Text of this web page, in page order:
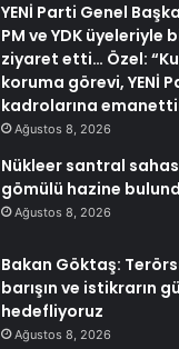
YENİ Parti Genel
PM ve YDK üyeleriyle
ziyaret etti… Özel:
koruma görevi, YENİ
kadrolarına
Ağustos 8, 2026
Nükleer santral
gömülü hazine
Ağustos 8, 2026
Bakan Göktaş:
barışın ve istikrarın
hedefliyoruz
Ağustos 8, 2026